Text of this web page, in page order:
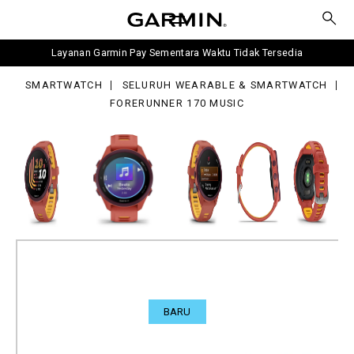
Layanan Garmin Pay Sementara Waktu Tidak Tersedia
SMARTWATCH
SELURUH WEARABLE & SMARTWATCH
FORERUNNER 170 MUSIC
BARU